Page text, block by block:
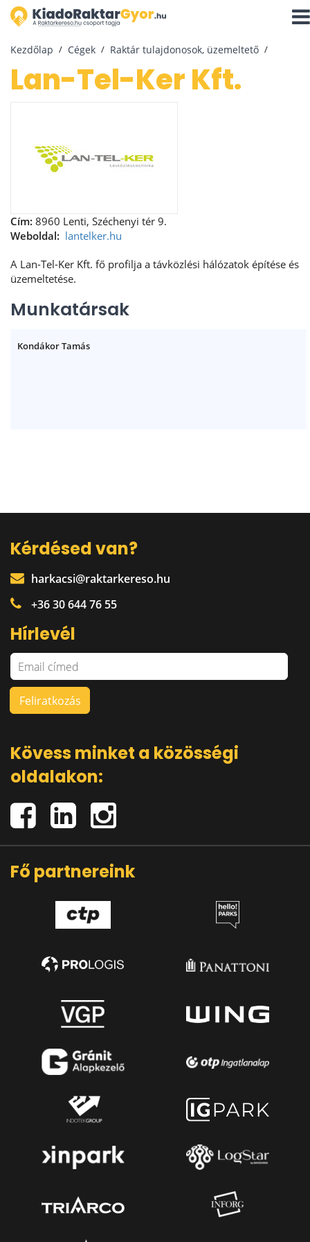
Kezdőlap Cégek Raktár tulajdonosok, üzemeltető
Lan-Tel-Ker Kft.
Cím: 8960 Lenti, Széchenyi tér 9.
Weboldal: lantelker.hu
A Lan-Tel-Ker Kft. fő profilja a távközlési hálózatok építése és
üzemeltetése.
Munkatársak
Kondákor Tamás
Kérdésed van?
harkacsi@raktarkereso.hu
+36 30 644 76 55
Hírlevél
Kövess minket a közösségi
oldalakon:
Fő partnereink